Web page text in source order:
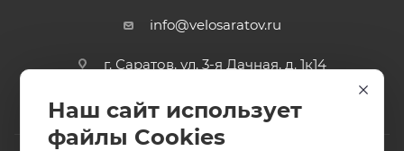
info@velosaratov.ru
г. Саратов, ул. 3-я Дачная, д. 1к14
Наш сайт использует
файлы Cookies